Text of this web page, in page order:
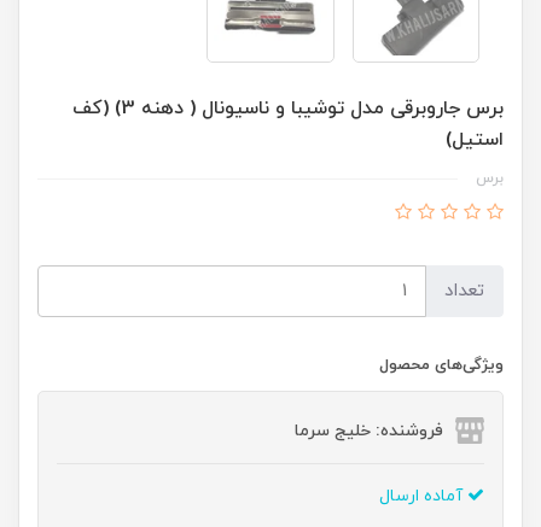
برس جاروبرقی مدل توشیبا و ناسیونال ( دهنه 3) (کف
استیل)
برس
تعداد
ویژگی‌های محصول
فروشنده: خلیج سرما
آماده ارسال